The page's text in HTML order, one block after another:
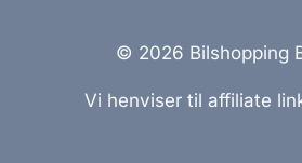
© 2026 Bilshopping
Vi henviser til affiliate